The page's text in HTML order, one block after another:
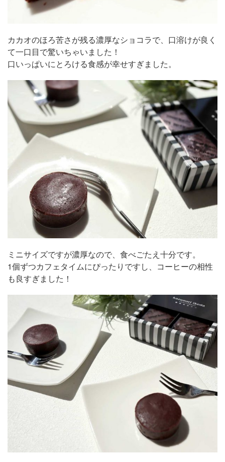
カカオのほろ苦さが残る濃厚なショコラで、口溶けが良く
て一口目で驚いちゃいました！
口いっぱいにとろける食感が幸せすぎました。
ミニサイズですが濃厚なので、食べごたえ十分です。
1個ずつカフェタイムにぴったりですし、コーヒーの相性
も良すぎました！